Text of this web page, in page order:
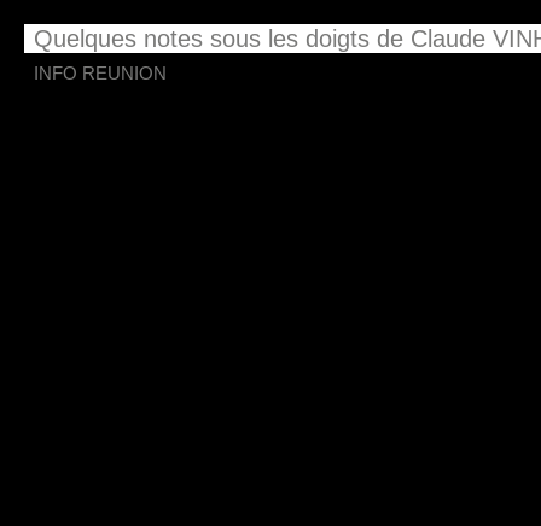
Quelques notes sous les doigts de Claude
INFO REUNION